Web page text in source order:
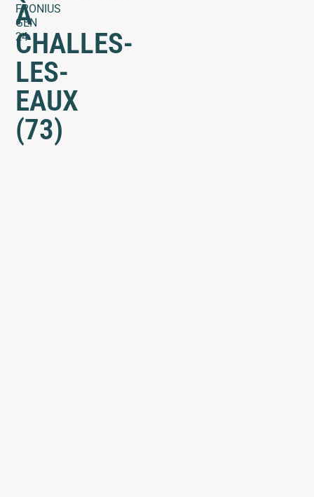
À
CHALLES-
LES-
EAUX
(73)
FRONIUS
GEN
24